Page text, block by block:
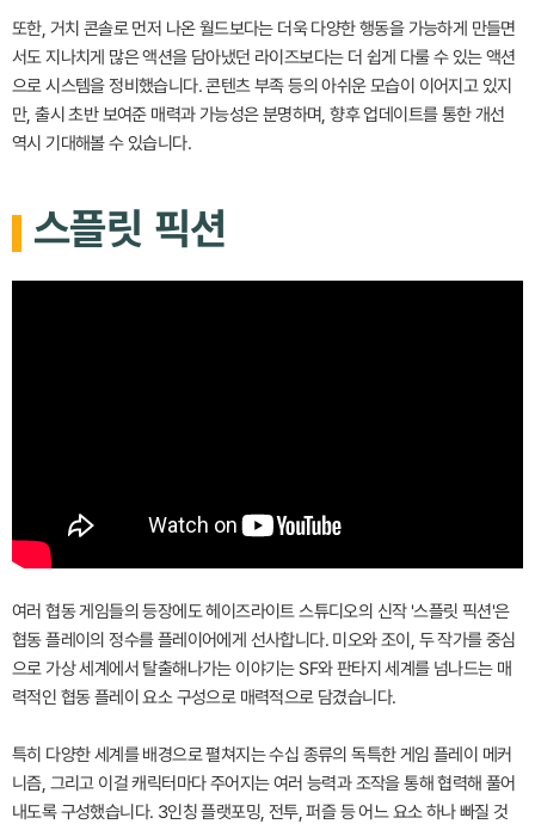
또한, 거치 콘솔로 먼저 나온 월드보다는 더욱 다양한 행동을 가능하게 만들면
서도 지나치게 많은 액션을 담아냈던 라이즈보다는 더 쉽게 다룰 수 있는 액션
으로 시스템을 정비했습니다. 콘텐츠 부족 등의 아쉬운 모습이 이어지고 있지
만, 출시 초반 보여준 매력과 가능성은 분명하며, 향후 업데이트를 통한 개선
역시 기대해볼 수 있습니다.
스플릿 픽션
여러 협동 게임들의 등장에도 헤이즈라이트 스튜디오의 신작 '스플릿 픽션'은
협동 플레이의 정수를 플레이어에게 선사합니다. 미오와 조이, 두 작가를 중심
으로 가상 세계에서 탈출해나가는 이야기는 SF와 판타지 세계를 넘나드는 매
력적인 협동 플레이 요소 구성으로 매력적으로 담겼습니다.
특히 다양한 세계를 배경으로 펼쳐지는 수십 종류의 독특한 게임 플레이 메커
니즘, 그리고 이걸 캐릭터마다 주어지는 여러 능력과 조작을 통해 협력해 풀어
내도록 구성했습니다. 3인칭 플랫포밍, 전투, 퍼즐 등 어느 요소 하나 빠질 것